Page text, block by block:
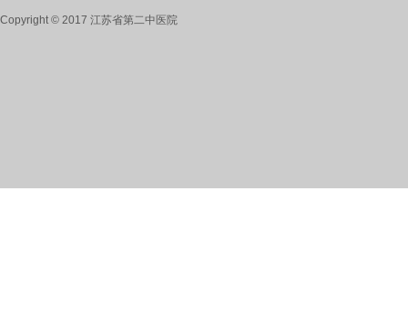
Copyright © 2017 江苏省第二中医院